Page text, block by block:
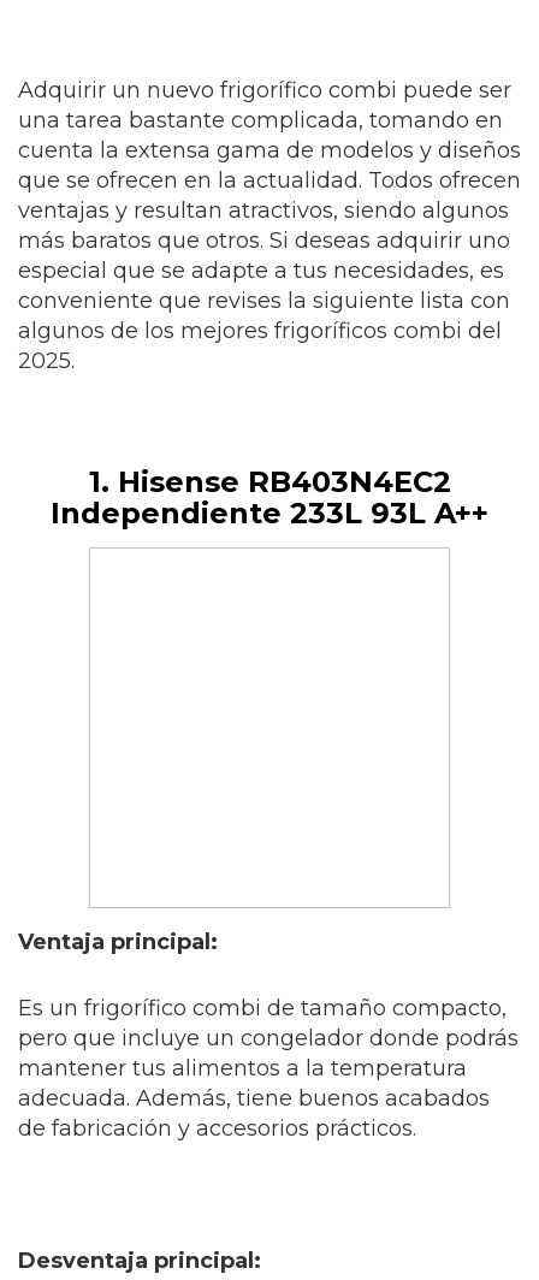
Adquirir un nuevo frigorífico combi puede ser
una tarea bastante complicada, tomando en
cuenta la extensa gama de modelos y diseños
que se ofrecen en la actualidad. Todos ofrecen
ventajas y resultan atractivos, siendo algunos
más baratos que otros. Si deseas adquirir uno
especial que se adapte a tus necesidades, es
conveniente que revises la siguiente lista con
algunos de los mejores frigoríficos combi del
2025.
1. Hisense RB403N4EC2
Independiente 233L 93L A++
Ventaja principal:
Es un frigorífico combi de tamaño compacto,
pero que incluye un congelador donde podrás
mantener tus alimentos a la temperatura
adecuada. Además, tiene buenos acabados
de fabricación y accesorios prácticos.
Desventaja principal: